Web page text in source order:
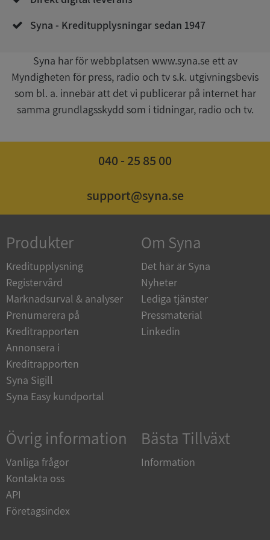
Syna - Kreditupplysningar sedan 1947
Syna har för webbplatsen www.syna.se ett av
Myndigheten för press, radio och tv s.k. utgivningsbevis
som bl. a. innebär att det vi publicerar på internet har
samma grundlagsskydd som i tidningar, radio och tv.
040 - 25 85 00
support@syna.se
Produkter
Kreditupplysning
Registervård
Marknadsurval & analyser
Prenumerera på
Kreditrapporten
Annonsera i
Kreditrapporten
Syna Sigill
Syna Easy kundportal
Om Syna
Det här är Syna
Nyheter
Lediga tjänster
Pressmaterial
Linkedin
Övrig information
Vanliga frågor
Kontakta oss
API
Företagsindex
Bästa Tillväxt
Information
ASP.NET_SessionId
Microsoft
Corporation
Session
ARRAffinity
Microsoft
__RequestVerificationToken
Microsoft
upplysningar.syna.se
CookieScriptConsent
CookieScript